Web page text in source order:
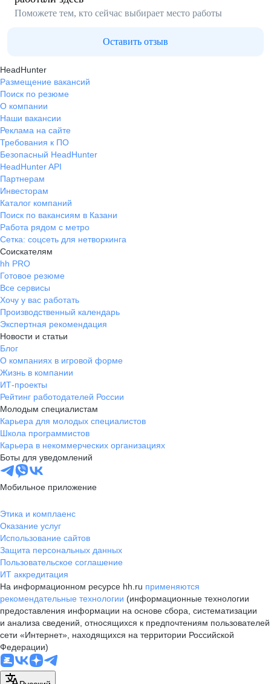
Поможете тем, кто сейчас выбирает место работы
Оставить отзыв
HeadHunter
Размещение вакансий
Поиск по резюме
О компании
Наши вакансии
Реклама на сайте
Требования к ПО
Безопасный HeadHunter
HeadHunter API
Партнерам
Инвесторам
Каталог компаний
Поиск по вакансиям в Казани
Работа рядом с метро
Сетка: соцсеть для нетворкинга
Соискателям
hh PRO
Готовое резюме
Все сервисы
Хочу у вас работать
Производственный календарь
Экспертная рекомендация
Новости и статьи
Блог
О компаниях в игровой форме
Жизнь в компании
ИТ-проекты
Рейтинг работодателей России
Молодым специалистам
Карьера для молодых специалистов
Школа программистов
Карьера в некоммерческих организациях
Боты для уведомлений
Мобильное приложение
Этика и комплаенс
Оказание услуг
Использование сайтов
Защита персональных данных
Пользовательское соглашение
ИТ аккредитация
На информационном ресурсе hh.ru применяются
рекомендательные технологии (информационные технологии
предоставления информации на основе сбора, систематизации
и анализа сведений, относящихся к предпочтениям пользователей
сети «Интернет», находящихся на территории Российской
Федерации)